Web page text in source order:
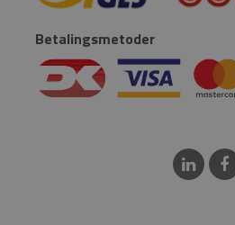
Betalingsmetoder